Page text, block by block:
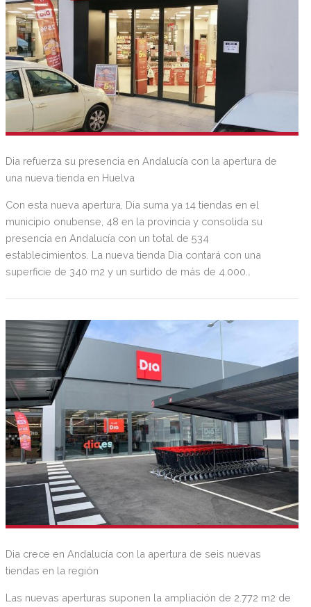
Dia refuerza su presencia en Andalucía con la apertura de
una nueva tienda en Huelva
Con esta nueva apertura, Dia suma ya 14 tiendas en el
municipio onubense, 48 en la provincia y consolida su
presencia en Andalucía con un total de 534
establecimientos. La nueva tienda Dia contará con una
superficie de 340 m2 y un surtido de más de 4.000
asequibles. Este nuevo espacio generará ocho nuevos
puestos de trabajo en la zona, dinamizando la economía e
impulsando el empleo local.
Dia crece en Andalucía con la apertura de seis nuevas
tiendas en la región
Las nuevas aperturas suponen la ampliación de 2.772 m2 de